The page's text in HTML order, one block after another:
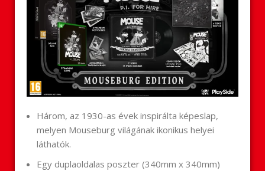
Három, az 1930-as évek inspirálta képeslap,
melyen Mouseburg világának ikonikus helyei
láthatók.
Egy duplaoldalas poszter (340mm x 340mm)